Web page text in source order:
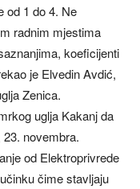
od 1 do 4. Ne
radnim mjestima
koeficijenti
je Elvedin Avdić,
Zenica.
uglja Kakanj da
novembra.
od Elektroprivrede
čime stavljaju